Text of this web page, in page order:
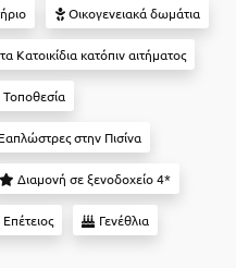
Οικογενειακά δωμάτια
Κατοικίδια κατόπιν αιτήματος
στην Πισίνα
Διαμονή σε ξενοδοχείο 4*
Επέτειος Γενέθλια